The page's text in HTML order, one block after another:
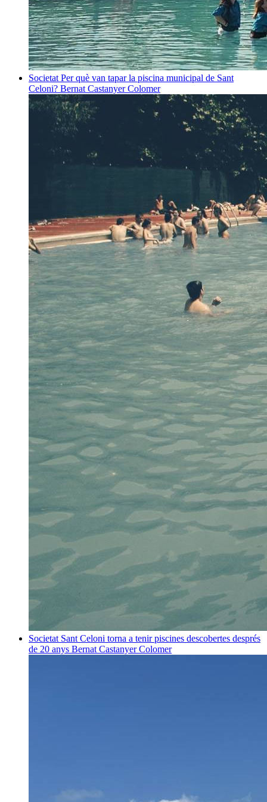
Societat Per què van tapar la piscina municipal de Sant
Celoni? Bernat Castanyer Colomer
Societat Sant Celoni torna a tenir piscines descobertes després
de 20 anys Bernat Castanyer Colomer